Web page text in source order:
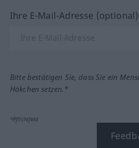
Ihre E-Mail-Adresse (optional)
Bitte bestätigen Sie, dass Sie ein
Häkchen setzen.*
*Pflichtfeld